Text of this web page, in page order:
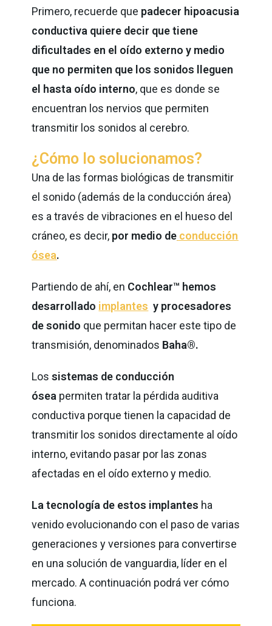
Primero, recuerde que padecer hipoacusia
conductiva quiere decir que tiene
dificultades en el oído externo y medio
que no permiten que los sonidos lleguen
el hasta oído interno, que es donde se
encuentran los nervios que permiten
transmitir los sonidos al cerebro.
¿Cómo lo solucionamos?
Una de las formas biológicas de transmitir
el sonido (además de la conducción área)
es a través de vibraciones en el hueso del
cráneo, es decir, por medio de conducción
ósea.
Partiendo de ahí, en Cochlear™ hemos
desarrollado implantes y procesadores
de sonido que permitan hacer este tipo de
transmisión, denominados Baha®.
Lossistemas de conducción
ósea permiten tratar la pérdida auditiva
conductiva porque tienen la capacidad de
transmitir los sonidos directamente al oído
interno, evitando pasar por las zonas
afectadas en el oído externo y medio.
La tecnología de estos implantes ha
venido evolucionando con el paso de varias
generaciones y versiones para convertirse
en una solución de vanguardia, líder en el
mercado. A continuación podrá ver cómo
funciona.